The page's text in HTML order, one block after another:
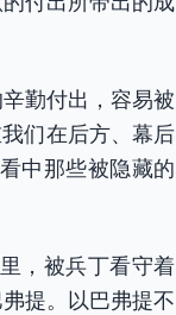
勤付出，容易被
们在后方、幕后
中那些被隐藏的
，被兵丁看守着
提。以巴弗提不